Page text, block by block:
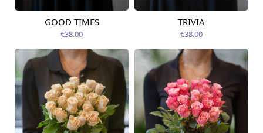
Pieejams šodien
GOOD TIMES
€38.00
Pieejams šodien
TRIVIA
€38.00